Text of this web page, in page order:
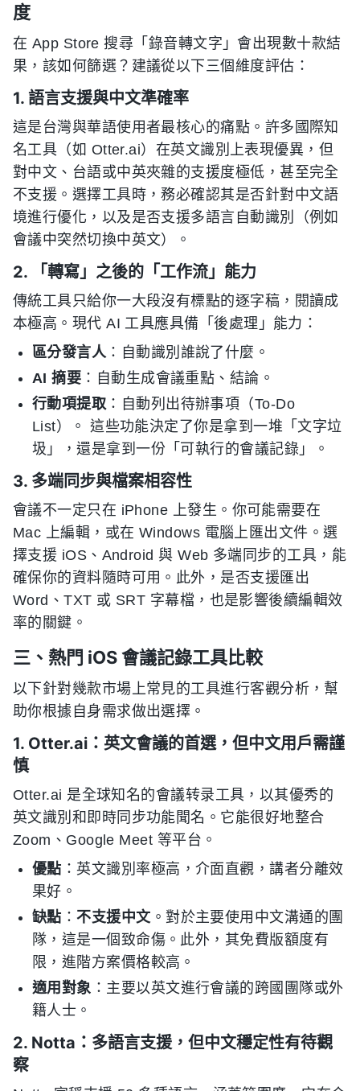
度
在 App Store 搜尋「錄音轉文字」會出現數十款結
果，該如何篩選？建議從以下三個維度評估：
1. 語言支援與中文準確率
這是台灣與華語使用者最核心的痛點。許多國際知
名工具（如 Otter.ai）在英文識別上表現優異，但
對中文、台語或中英夾雜的支援度極低，甚至完全
不支援。選擇工具時，務必確認其是否針對中文語
境進行優化，以及是否支援多語言自動識別（例如
會議中突然切換中英文）。
2. 「轉寫」之後的「工作流」能力
傳統工具只給你一大段沒有標點的逐字稿，閱讀成
本極高。現代 AI 工具應具備「後處理」能力：
區分發言人 ：自動識別誰說了什麼。
AI 摘要 ：自動生成會議重點、結論。
行動項提取 ：自動列出待辦事項（To-Do
List）。 這些功能決定了你是拿到一堆「文字垃
圾」，還是拿到一份「可執行的會議記錄」。
3. 多端同步與檔案相容性
會議不一定只在 iPhone 上發生。你可能需要在
Mac 上編輯，或在 Windows 電腦上匯出文件。選
擇支援 iOS、Android 與 Web 多端同步的工具，能
確保你的資料隨時可用。此外，是否支援匯出
Word、TXT 或 SRT 字幕檔，也是影響後續編輯效
率的關鍵。
三、熱門 iOS 會議記錄工具比較
以下針對幾款市場上常見的工具進行客觀分析，幫
助你根據自身需求做出選擇。
1. Otter.ai：英文會議的首選，但中文用戶需謹
慎
Otter.ai 是全球知名的會議转录工具，以其優秀的
英文識別和即時同步功能聞名。它能很好地整合
Zoom、Google Meet 等平台。
優點 ：英文識別率極高，介面直觀，講者分離效
果好。
缺點 ：不支援中文 。對於主要使用中文溝通的團
隊，這是一個致命傷。此外，其免費版額度有
限，進階方案價格較高。
適用對象 ：主要以英文進行會議的跨國團隊或外
籍人士。
2. Notta：多語言支援，但中文穩定性有待觀
察